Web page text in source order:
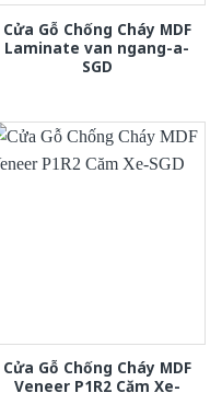
Cửa Gỗ Chống Cháy MDF
Laminate van ngang-a-
SGD
Cửa Gỗ Chống Cháy MDF
Veneer P1R2 Căm Xe-